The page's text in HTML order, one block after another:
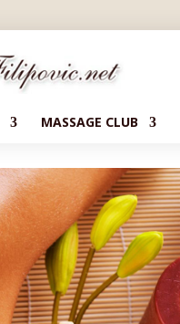
MASSAGE CLUB